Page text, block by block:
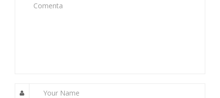
Comenta
Your Name